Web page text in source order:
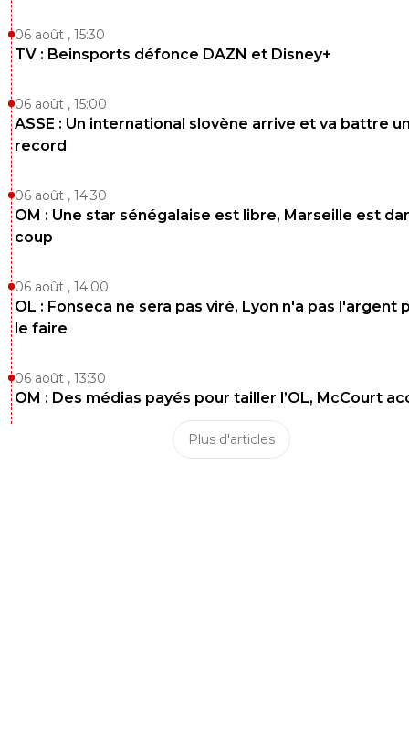
06 août , 15:30
TV : Beinsports défonce DAZN et Disney+
06 août , 15:00
ASSE : Un international slovène arrive et va battre
record
06 août , 14:30
OM : Une star sénégalaise est libre, Marseille est
coup
06 août , 14:00
OL : Fonseca ne sera pas viré, Lyon n'a pas l'argent
le faire
06 août , 13:30
OM : Des médias payés pour tailler l’OL, McCourt
Plus d'articles